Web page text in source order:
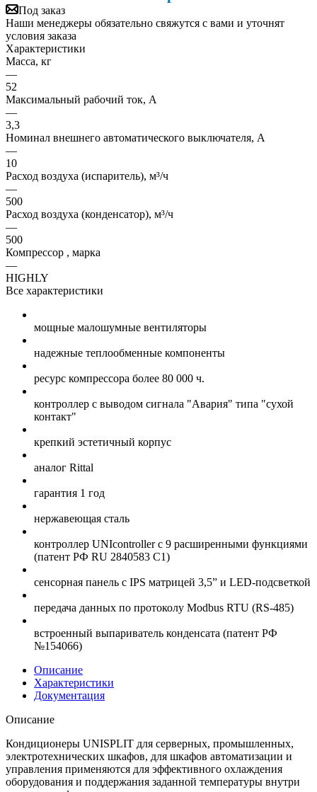
Под заказ
Наши менеджеры обязательно свяжутся с вами и уточнят
условия заказа
Характеристики
Масса, кг
—
52
Максимальный рабочий ток, А
—
3,3
Номинал внешнего автоматического выключателя, А
—
10
Расход воздуха (испаритель), м³/ч
—
500
Расход воздуха (конденсатор), м³/ч
—
500
Компрессор , марка
—
HIGHLY
Все характеристики
мощные малошумные вентиляторы
надежные теплообменные компоненты
ресурс компрессора более 80 000 ч.
контроллер с выводом сигнала "Авария" типа "сухой
контакт"
крепкий эстетичный корпус
аналог Rittal
гарантия 1 год
нержавеющая сталь
контроллер UNIcontroller c 9 расширенными функциями
(патент РФ RU 2840583 C1)
сенсорная панель с IPS матрицей 3,5” и LED-подсветкой
передача данных по протоколу Modbus RTU (RS-485)
встроенный выпариватель конденсата (патент РФ
№154066)
Описание
Характеристики
Документация
Описание
Кондиционеры UNISPLIT для серверных, промышленных,
электротехнических шкафов, для шкафов автоматизации и
управления применяются для эффективного охлаждения
оборудования и поддержания заданной температуры внутри